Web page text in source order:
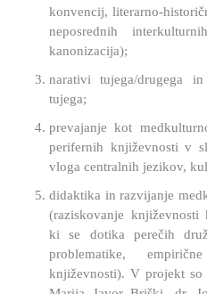
konvencij, literarno-
neposrednih
kanonizacija);
narativi tujega/drugega
tujega;
prevajanje kot
perifernih književnosti v
vloga centralnih jezikov,
didaktika in razvijanje
(raziskovanje književnosti
ki se dotika perečih
problematike,
književnosti). V projekt